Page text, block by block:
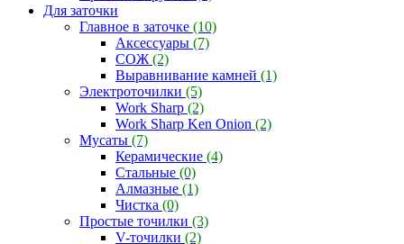
Для заточки
Главное в заточке (10)
Аксессуары (7)
СОЖ (2)
Выравнивание камней (1)
Электроточилки (5)
Work Sharp (2)
Work Sharp Ken Onion (2)
Мусаты (7)
Керамические (4)
Стальные (0)
Алмазные (1)
Чистка (0)
Простые точилки (3)
V-точилки (2)